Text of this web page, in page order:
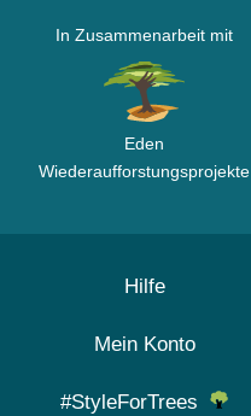
In Zusammenarbeit mit
Eden
Wiederaufforstungsprojekte
Hilfe
Mein Konto
#StyleForTrees